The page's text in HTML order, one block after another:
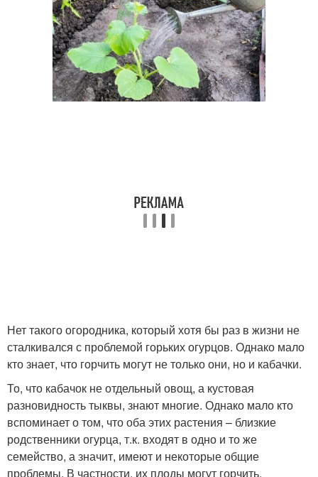
Нет такого огородника, который хотя бы раз в жизни не
сталкивался с проблемой горьких огурцов. Однако мало
кто знает, что горчить могут не только они, но и кабачки.
То, что кабачок не отдельный овощ, а кустовая
разновидность тыквы, знают многие. Однако мало кто
вспоминает о том, что оба этих растения – близкие
родственники огурца, т.к. входят в одно и то же
семейство, а значит, имеют и некоторые общие
проблемы. В частности, их плоды могут горчить.